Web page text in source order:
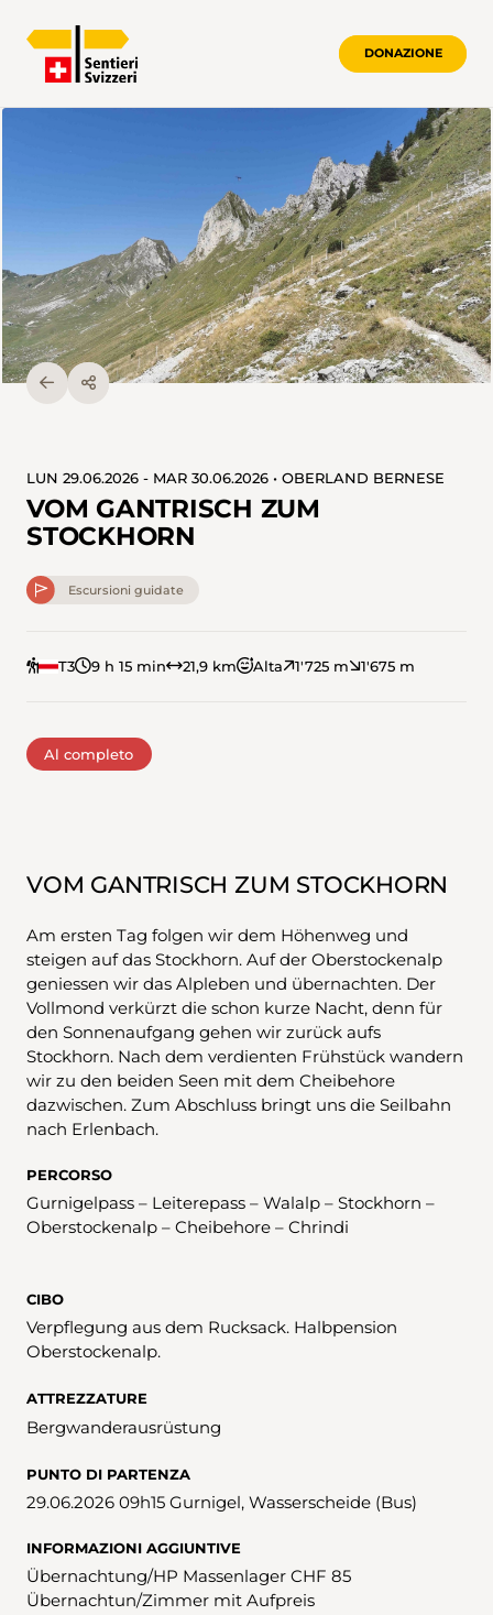
DONAZIONE
LUN 29.06.2026 - MAR 30.06.2026 • OBERLAND BERNESE
VOM GANTRISCH ZUM
STOCKHORN
Escursioni guidate
T3 9 h 15 min 21,9 km Alta 1'725 m 1'675 m
Al completo
VOM GANTRISCH ZUM STOCKHORN
Am ersten Tag folgen wir dem Höhenweg und
steigen auf das Stockhorn. Auf der Oberstockenalp
geniessen wir das Alpleben und übernachten. Der
Vollmond verkürzt die schon kurze Nacht, denn für
den Sonnenaufgang gehen wir zurück aufs
Stockhorn. Nach dem verdienten Frühstück wandern
wir zu den beiden Seen mit dem Cheibehore
dazwischen. Zum Abschluss bringt uns die Seilbahn
nach Erlenbach.
PERCORSO
Gurnigelpass – Leiterepass – Walalp – Stockhorn –
Oberstockenalp – Cheibehore – Chrindi
CIBO
Verpflegung aus dem Rucksack. Halbpension
Oberstockenalp.
ATTREZZATURE
Bergwanderausrüstung
PUNTO DI PARTENZA
29.06.2026 09h15 Gurnigel, Wasserscheide (Bus)
INFORMAZIONI AGGIUNTIVE
Übernachtung/HP Massenlager CHF 85
Übernachtun/Zimmer mit Aufpreis